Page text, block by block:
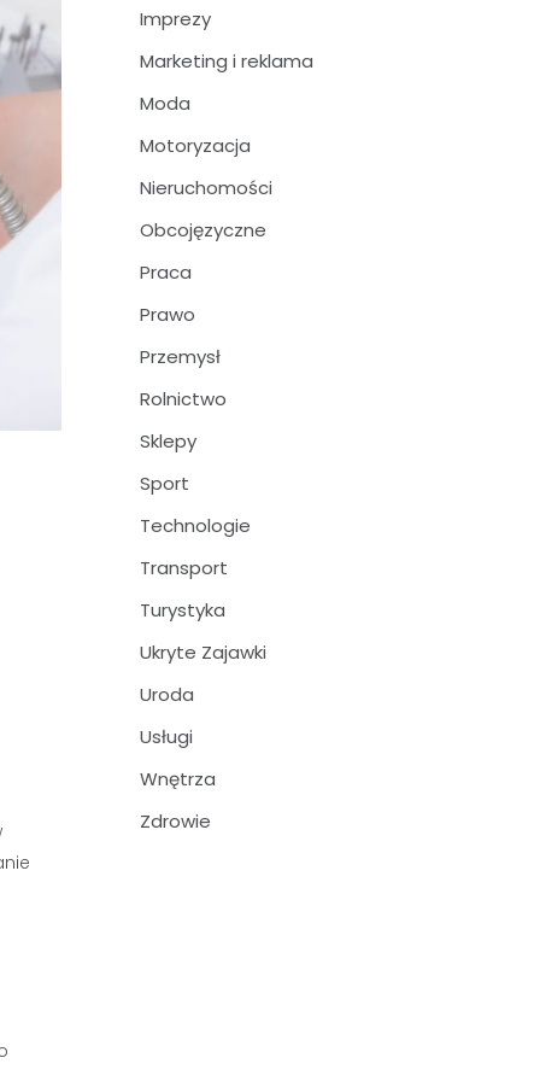
Imprezy
Marketing i reklama
Moda
Motoryzacja
Nieruchomości
Obcojęzyczne
Praca
Prawo
Przemysł
Rolnictwo
Sklepy
Sport
Technologie
Transport
Turystyka
Ukryte Zajawki
Uroda
Usługi
Wnętrza
Zdrowie